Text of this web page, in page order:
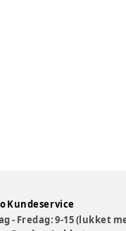
Kundeservice
- Fredag: 9-15 (lukket